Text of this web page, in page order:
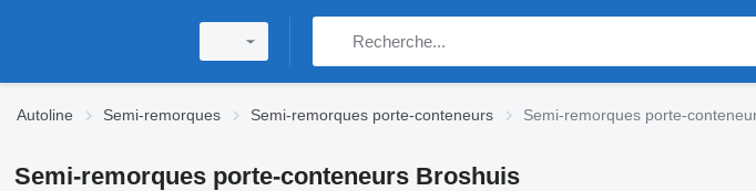
Autoline Semi-remorques Semi-remorques porte-conteneurs Semi-remorques porte-
Semi-remorques porte-conteneurs Broshuis